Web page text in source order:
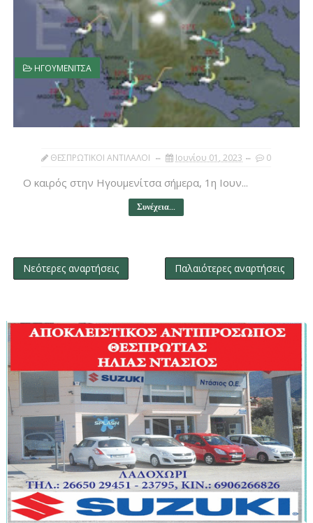
ΗΓΟΥΜΕΝΙΤΣΑ
ΘΕΣΠΡΩΤΙΚΟΙ ΑΝΤΙΛΑΛΟΙ Ιουνίου 01, 2023 0
Ο καιρός στην Ηγουμενίτσα σήμερα, 1η Ιουν...
Συνέχεια...
Νεότερες αναρτήσεις Παλαιότερες αναρτήσεις